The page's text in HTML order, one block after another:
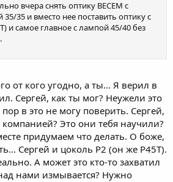
вчера снять оптику ВЕСЕМ с
35 и вместо нее поставить оптику с
и самое главное с лампой 45/40 без
от кого угодно, а ты... Я верил в
Сергей, как ты мог? Неужели это
в это не могу поверить. Сергей,
компанией? Это они тебя научили?
придумаем что делать. О боже,
Сергей и цоколь Р2 (он же P45T).
А может это кто-то захватил
нами измывается? Нужно